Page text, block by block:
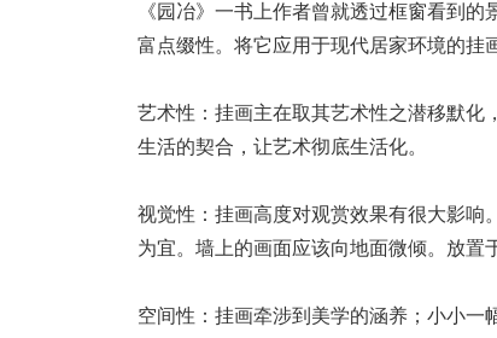
《园冶》一书上作者曾就透过框窗看到
富点缀性。将它应用于现代居家环境的挂
艺术性：挂画主在取其艺术性之潜移默化
生活的契合，让艺术彻底生活化。
视觉性：挂画高度对观赏效果有很大影响
为宜。墙上的画面应该向地面微倾。放置
空间性：挂画牵涉到美学的涵养；小小一